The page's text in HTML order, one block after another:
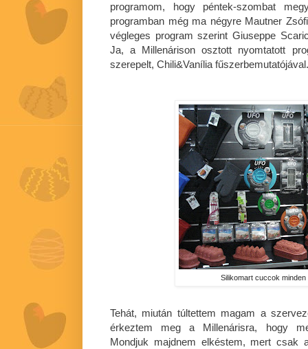
programom, hogy péntek-szombat
programban még ma négyre Mautner
végleges program szerint Giuseppe
Ja, a Millenárison osztott nyomtatott
szerepelt, Chili&Vanília
Silikomart cuccok
Tehát, miután túltettem magam a
érkeztem meg a Millenárisra, hogy
Mondjuk majdnem elkéstem, mert csak